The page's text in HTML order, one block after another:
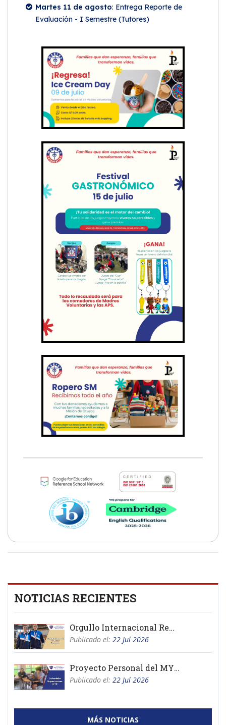
Martes 11 de agosto: Entrega Reporte de
Evaluación - I Semestre (Tutores)
NOTICIAS RECIENTES
Orgullo Internacional Remo
Publicado el: 22 Jul 2026
Proyecto Personal del MYP 2026
Publicado el: 22 Jul 2026
MÁS NOTICIAS